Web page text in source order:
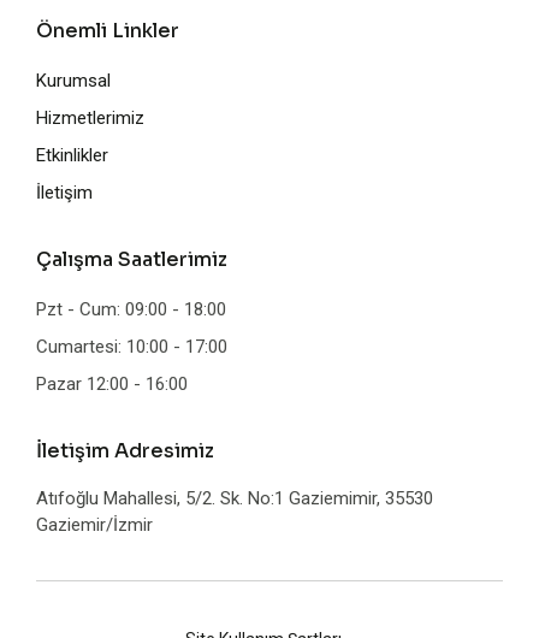
Önemli Linkler
Kurumsal
Hizmetlerimiz
Etkinlikler
İletişim
Çalışma Saatlerimiz
Pzt - Cum: 09:00 - 18:00
Cumartesi: 10:00 - 17:00
Pazar 12:00 - 16:00
İletişim Adresimiz
Atıfoğlu Mahallesi, 5/2. Sk. No:1 Gaziemimir, 35530
Gaziemir/İzmir